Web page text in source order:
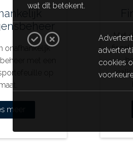
onafhankelijk
met een
op
meer
Met
wat dit betekent.
cookies